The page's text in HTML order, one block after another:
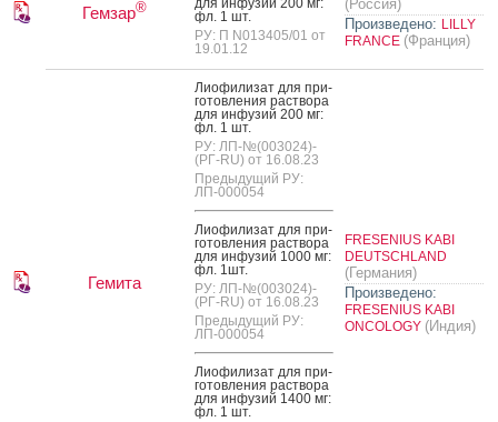
Гемзар®
для ин­фу­зий 200 мг:
фл. 1 шт.
РУ: П N013405/01 от
19.01.12
(Россия)
Произведено: LILLY
FRANCE (Франция)
Гемита
Ли­офи­лизат для при­
готов­ле­ния рас­тво­ра
для ин­фу­зий 200 мг:
фл. 1 шт.
РУ: ЛП-№(003024)-
(РГ-RU) от 16.08.23
Предыдущий РУ:
ЛП-000054
Ли­офи­лизат для при­
готов­ле­ния рас­тво­ра
для ин­фу­зий 1000 мг:
фл. 1шт.
РУ: ЛП-№(003024)-
(РГ-RU) от 16.08.23
Предыдущий РУ:
ЛП-000054
Ли­офи­лизат для при­
готов­ле­ния рас­тво­ра
для ин­фу­зий 1400 мг:
фл. 1 шт.
FRESENIUS KABI
DEUTSCHLAND
(Германия)
Произведено:
FRESENIUS KABI
ONCOLOGY (Индия)